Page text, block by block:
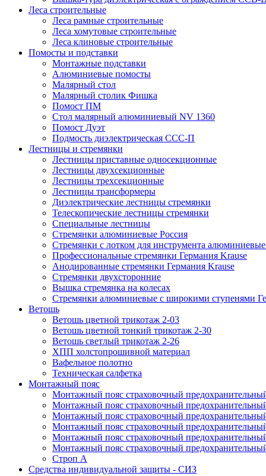
Леса строительные
Леса рамные строительные
Леса хомутовые строительные
Леса клиновые строительные
Помосты и подставки
Монтажные подставки
Алюминиевые помосты
Малярный стол
Малярный столик Фишка
Помост ПМ
Стол малярный алюминиевый NV 1360
Помост Дуэт
Подмость диэлектрическая ССС-П
Лестницы и стремянки
Лестницы приставные односекционные
Лестницы двухсекционные
Лестницы трехсекционные
Лестницы трансформеры
Диэлектрические лестницы стремянки
Телескопические лестницы стремянки
Специальные лестницы
Стремянки алюминиевые Россия
Стремянки c лотком для инструмента
Профессиональные стремянки Германия Krause
Анодированные стремянки Германия Krause
Стремянки двухсторонние
Вышка стремянка на колесах
Стремянки алюминиевые c широкими ступенями
Ветошь
Ветошь цветной трикотаж 2-03
Ветошь цветной тонкий трикотаж 2-30
Ветошь светлый трикотаж 2-26
ХПП холстопрошивной материал
Вафельное полотно
Техническая салфетка
Монтажный пояс
Монтажный пояс страховочный
Монтажный пояс страховочный
Монтажный пояс страховочный
Монтажный пояс страховочный
Монтажный пояс страховочный
Монтажный пояс страховочный
Строп А
Средства индивидуальной защиты - СИЗ